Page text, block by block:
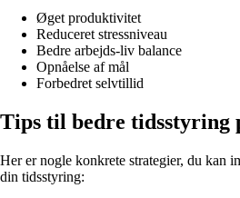
Øget produktivitet
Reduceret stressniveau
Bedre arbejds-liv balance
Opnåelse af mål
Forbedret selvtillid
Tips til bedre tidsstyring
Her er nogle konkrete strategier, du kan
din tidsstyring: